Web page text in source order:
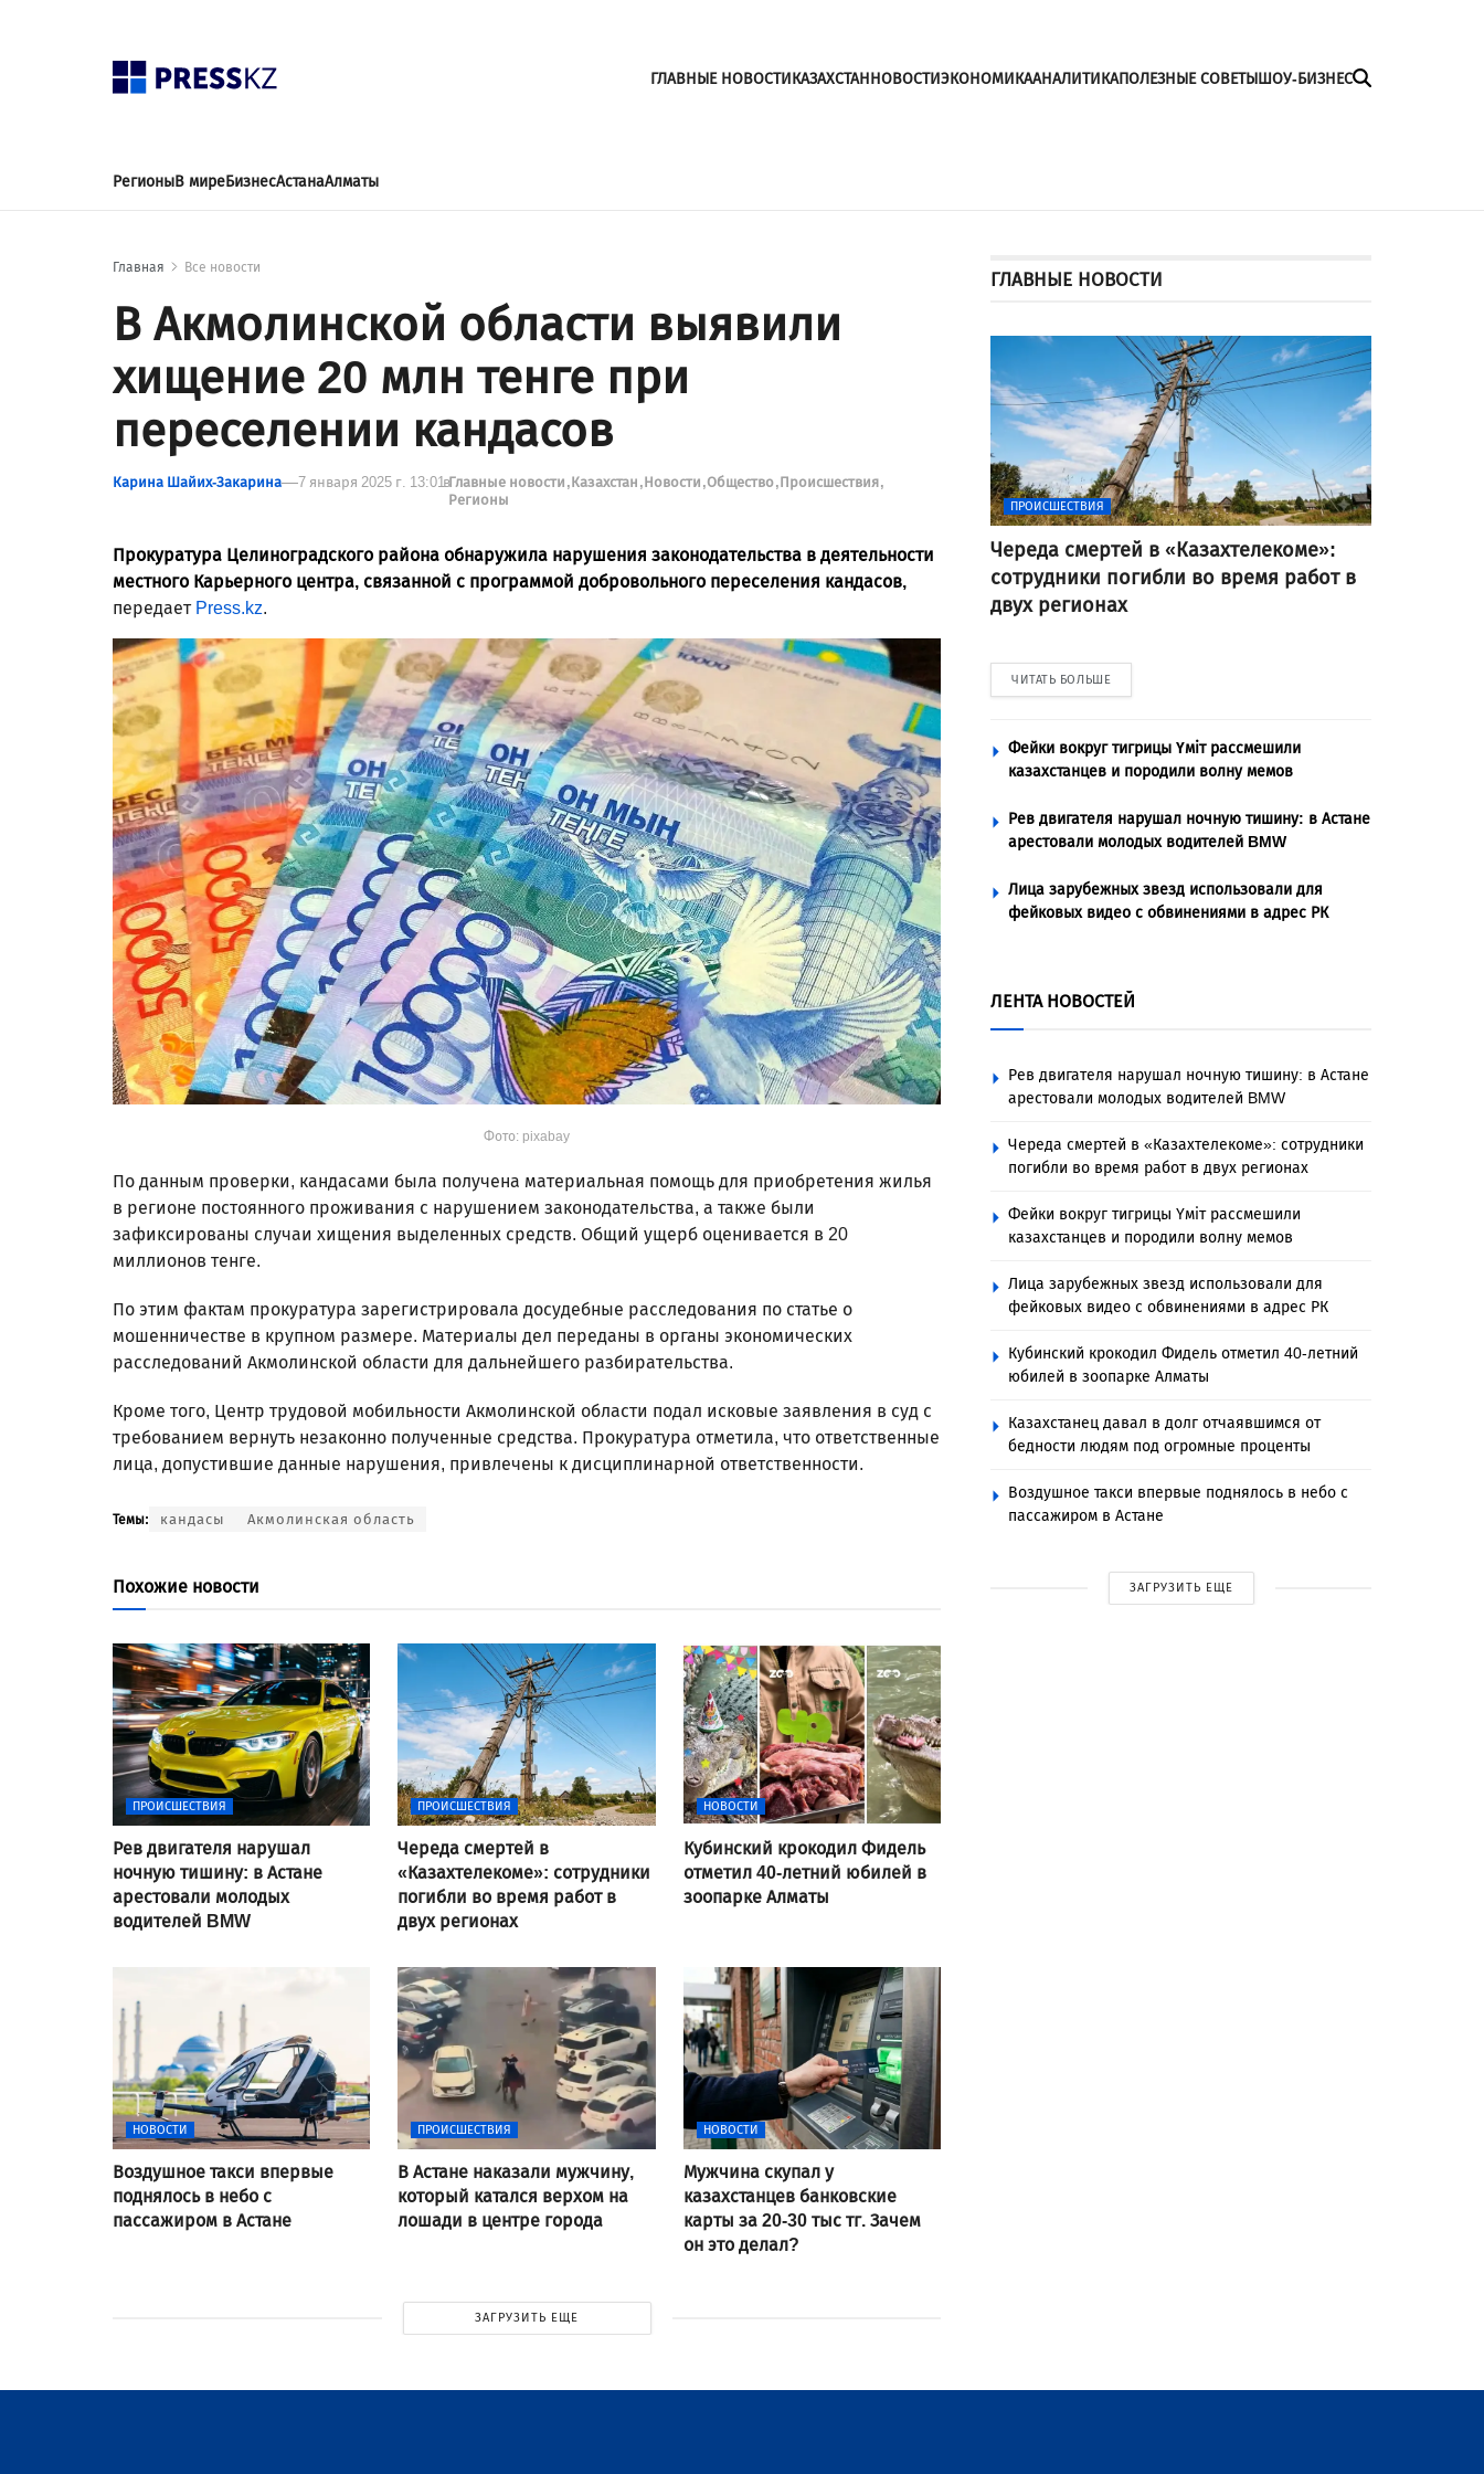
ГЛАВНЫЕ НОВОСТИКАЗАХСТАННОВОСТИЭКОНОМИКААНАЛИТИКАПОЛЕЗНЫЕ СОВЕТЫШОУ-БИЗНЕС
РегионыВ миреБизнесАстанаАлматы
Главная Все новости
В Акмолинской области выявили
хищение 20 млн тенге при
переселении кандасов
Карина Шайих-Закарина 7 января 2025 г. 13:01вГлавные новости Казахстан НовостиОбщество Происшествия
Регионы
Прокуратура Целиноградского района обнаружила нарушения законодательства в деятельности
местного Карьерного центра, связанной с программой добровольного переселения кандасов,
передает Press.kz.
Фото: pixabay
По данным проверки, кандасами была получена материальная помощь для приобретения жилья
в регионе постоянного проживания с нарушением законодательства, а также были
зафиксированы случаи хищения выделенных средств. Общий ущерб оценивается в 20
миллионов тенге.
По этим фактам прокуратура зарегистрировала досудебные расследования по статье о
мошенничестве в крупном размере. Материалы дел переданы в органы экономических
расследований Акмолинской области для дальнейшего разбирательства.
Кроме того, Центр трудовой мобильности Акмолинской области подал исковые заявления в суд с
требованием вернуть незаконно полученные средства. Прокуратура отметила, что ответственные
лица, допустившие данные нарушения, привлечены к дисциплинарной ответственности.
Темы: кандасы Акмолинская область
Похожие новости
ПРОИСШЕСТВИЯ
Рев двигателя нарушал
ночную тишину: в Астане
арестовали молодых
водителей BMW
ПРОИСШЕСТВИЯ
Череда смертей в
«Казахтелекоме»: сотрудники
погибли во время работ в
двух регионах
НОВОСТИ
Кубинский крокодил Фидель
отметил 40-летний юбилей в
зоопарке Алматы
НОВОСТИ
Воздушное такси впервые
поднялось в небо с
пассажиром в Астане
ПРОИСШЕСТВИЯ
В Астане наказали мужчину,
который катался верхом на
лошади в центре города
НОВОСТИ
Мужчина скупал у
казахстанцев банковские
карты за 20-30 тыс тг. Зачем
он это делал?
ЗАГРУЗИТЬ ЕЩЕ
ГЛАВНЫЕ НОВОСТИ
ПРОИСШЕСТВИЯ
Череда смертей в «Казахтелекоме»:
сотрудники погибли во время работ в
двух регионах
ЧИТАТЬ БОЛЬШЕ
Фейки вокруг тигрицы Үміт рассмешили
казахстанцев и породили волну мемов
Рев двигателя нарушал ночную тишину: в Астане
арестовали молодых водителей BMW
Лица зарубежных звезд использовали для
фейковых видео с обвинениями в адрес РК
ЛЕНТА НОВОСТЕЙ
Рев двигателя нарушал ночную тишину: в Астане
арестовали молодых водителей BMW
Череда смертей в «Казахтелекоме»: сотрудники
погибли во время работ в двух регионах
Фейки вокруг тигрицы Үміт рассмешили
казахстанцев и породили волну мемов
Лица зарубежных звезд использовали для
фейковых видео с обвинениями в адрес РК
Кубинский крокодил Фидель отметил 40-летний
юбилей в зоопарке Алматы
Казахстанец давал в долг отчаявшимся от
бедности людям под огромные проценты
Воздушное такси впервые поднялось в небо с
пассажиром в Астане
ЗАГРУЗИТЬ ЕЩЕ